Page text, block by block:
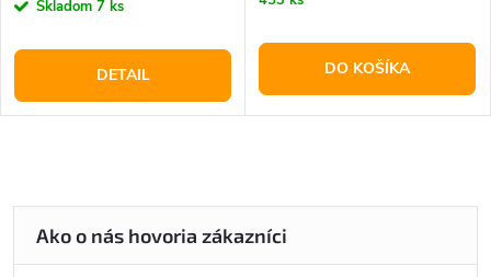
Skladom 7 ks
DETAIL DO KOŠÍKA